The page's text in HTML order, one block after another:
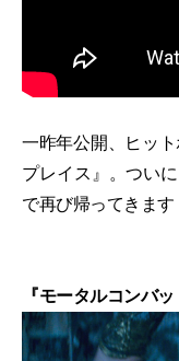
一昨年公開、ヒッ
プレイス』。つい
で再び帰ってきます
『モータルコンバッ